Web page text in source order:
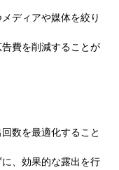
ディアや媒体を絞り
費を削減することが
数を最適化すること
、効果的な露出を行